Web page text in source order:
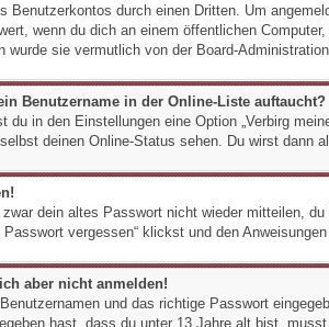
Benutzerkontos durch einen Dritten. Um
wenn du dich an einem öffentlichen
wurde sie vermutlich von der Board-
Benutzername in der Online-Liste auftaucht?
du in den Einstellungen eine Option „Verbirg
deinen Online-Status sehen. Du wirst dann
dein altes Passwort nicht wieder mitteilen,
vergessen“ klickst und den
aber nicht anmelden!
und das richtige Passwort
hast, dass du unter 13 Jahre alt bist,